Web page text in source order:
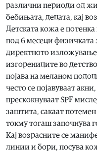
различни периоди од
бебињата, децата, кај
Детската кожа е
под 6 месеци
директното
изгорениците во
појава на меланом
често се појавуваат
прескокнуваат SPF
заштита, сакаат
токму тогаш започнува
Кај возрасните се
линии и бори, посува